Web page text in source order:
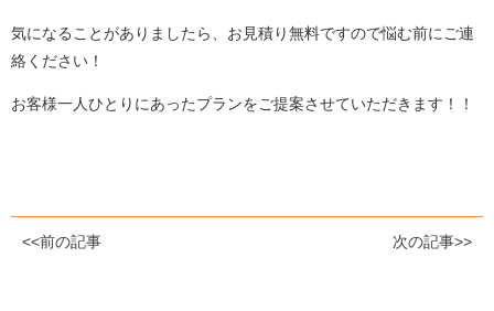
気になることがありましたら、お見積り無料ですので悩む前にご連
絡ください！
お客様一人ひとりにあったプランをご提案させていただきます！！
<<前の記事 次の記事>>